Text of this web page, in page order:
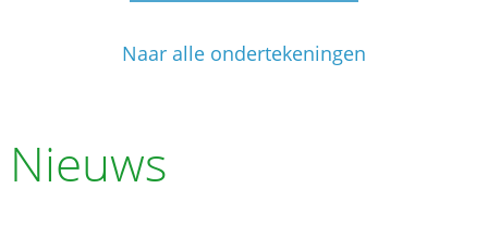
Naar alle ondertekeningen
Nieuws